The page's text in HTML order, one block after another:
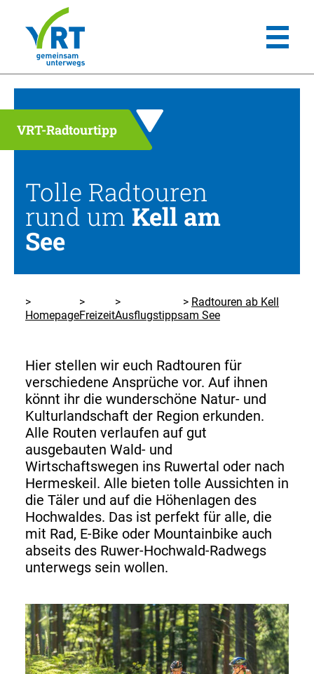
VRT-Radtourtipp
Tolle Radtouren
rund um Kell am
See
HomepageFreizeitAusflugstipps
Radtouren ab Kell
am See
Hier stellen wir euch Radtouren für
verschiedene Ansprüche vor. Auf ihnen
könnt ihr die wunderschöne Natur- und
Kulturlandschaft der Region erkunden.
Alle Routen verlaufen auf gut
ausgebauten Wald- und
Wirtschaftswegen ins Ruwertal oder nach
Hermeskeil. Alle bieten tolle Aussichten in
die Täler und auf die Höhenlagen des
Hochwaldes. Das ist perfekt für alle, die
mit Rad, E-Bike oder Mountainbike auch
abseits des Ruwer-Hochwald-Radwegs
unterwegs sein wollen.